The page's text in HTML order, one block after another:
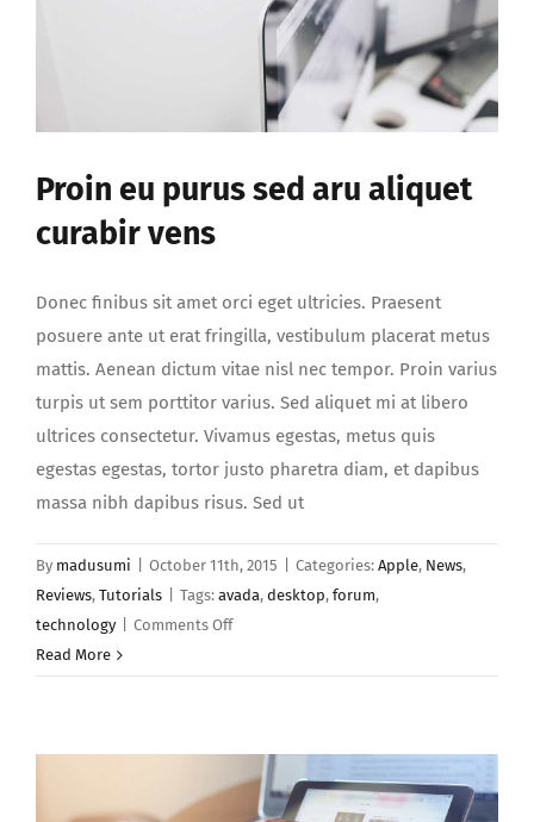
Proin eu purus sed aru aliquet
curabir vens
Donec finibus sit amet orci eget ultricies. Praesent
posuere ante ut erat fringilla, vestibulum placerat metus
mattis. Aenean dictum vitae nisl nec tempor. Proin varius
turpis ut sem porttitor varius. Sed aliquet mi at libero
ultrices consectetur. Vivamus egestas, metus quis
egestas egestas, tortor justo pharetra diam, et dapibus
massa nibh dapibus risus. Sed ut
By madusumi October 11th, 2015 Categories: Apple, News,
Reviews, Tutorials Tags: avada, desktop, forum,
technology
Comments Offon
aliquet
Read More